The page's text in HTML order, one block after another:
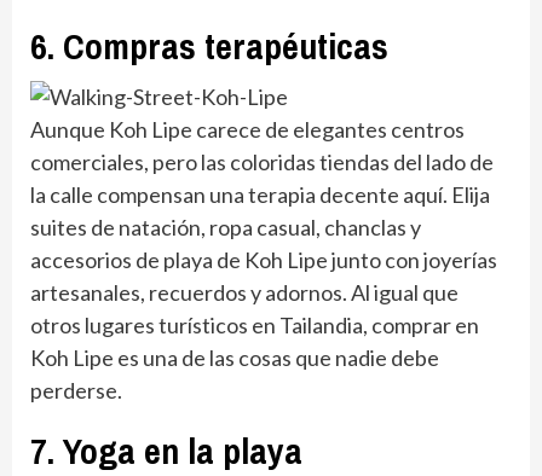
6. Compras terapéuticas
Aunque Koh Lipe carece de elegantes centros
comerciales, pero las coloridas tiendas del lado de
la calle compensan una terapia decente aquí. Elija
suites de natación, ropa casual, chanclas y
accesorios de playa de Koh Lipe junto con joyerías
artesanales, recuerdos y adornos. Al igual que
otros lugares turísticos en Tailandia, comprar en
Koh Lipe es una de las cosas que nadie debe
perderse.
7. Yoga en la playa